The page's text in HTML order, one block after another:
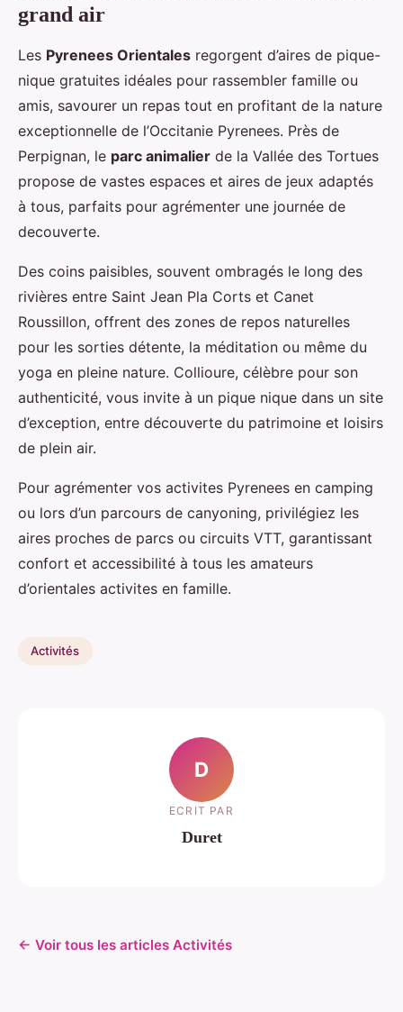
grand air
Les Pyrenees Orientales regorgent d’aires de pique-
nique gratuites idéales pour rassembler famille ou
amis, savourer un repas tout en profitant de la nature
exceptionnelle de l’Occitanie Pyrenees. Près de
Perpignan, le parc animalier de la Vallée des Tortues
propose de vastes espaces et aires de jeux adaptés
à tous, parfaits pour agrémenter une journée de
decouverte.
Des coins paisibles, souvent ombragés le long des
rivières entre Saint Jean Pla Corts et Canet
Roussillon, offrent des zones de repos naturelles
pour les sorties détente, la méditation ou même du
yoga en pleine nature. Collioure, célèbre pour son
authenticité, vous invite à un pique nique dans un site
d’exception, entre découverte du patrimoine et loisirs
de plein air.
Pour agrémenter vos activites Pyrenees en camping
ou lors d’un parcours de canyoning, privilégiez les
aires proches de parcs ou circuits VTT, garantissant
confort et accessibilité à tous les amateurs
d’orientales activites en famille.
Activités
D
ECRIT PAR
Duret
← Voir tous les articles Activités